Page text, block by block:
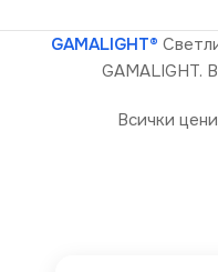
GAMALIGHT®
GAMALIGHT.
Всички